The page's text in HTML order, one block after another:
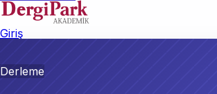
Giriş
Derleme